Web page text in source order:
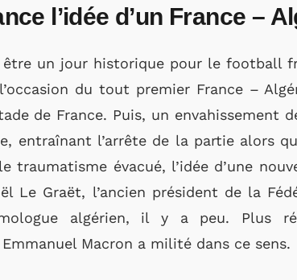
l’idée d’un France –
être un jour historique pour le football
du tout premier France –
de France. Puis, un envahissement
entraînant l’arrête de la partie alors
traumatisme évacué, l’idée d’une
Le Graët, l’ancien président de la
algérien, il y a peu. Plus
Macron a milité dans ce sens.